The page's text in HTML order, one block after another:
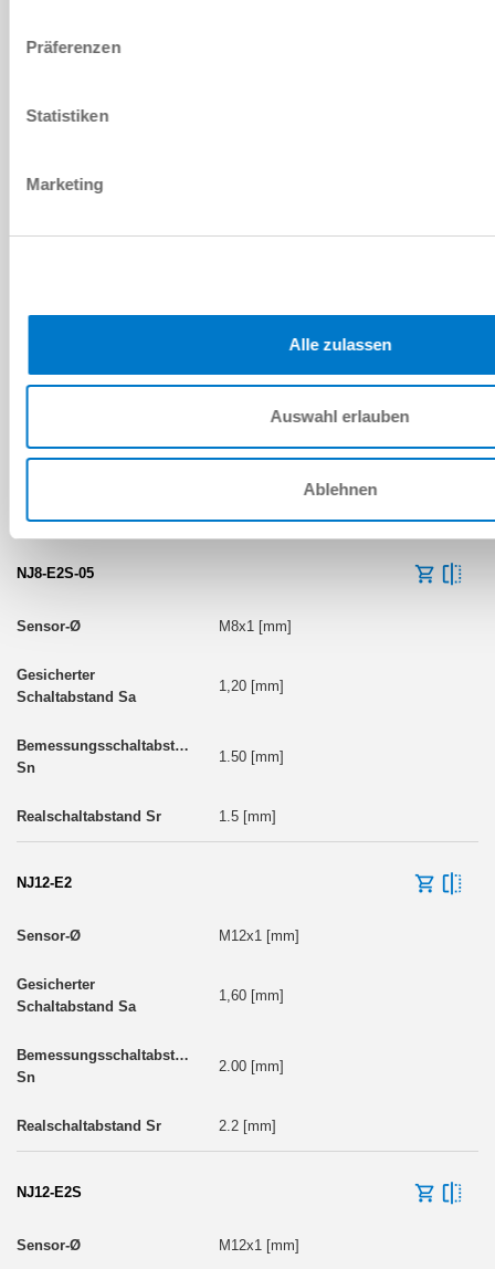
Präferenzen
Statistiken
Marketing
Alle zulassen
Auswahl erlauben
Ablehnen
M8x1 [mm]
1,60 [mm]
2.00 [mm]
NJ8-E2S-05
M8x1 [mm]
1,20 [mm]
1.50 [mm]
1.5 [mm]
NJ12-E2
M12x1 [mm]
1,60 [mm]
2.00 [mm]
2.2 [mm]
NJ12-E2S
M12x1 [mm]